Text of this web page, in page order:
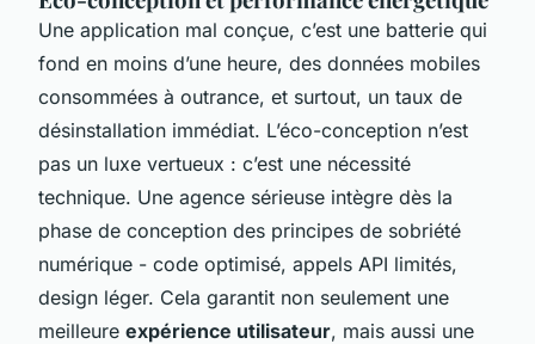
Une application mal conçue, c’est une batterie qui
fond en moins d’une heure, des données mobiles
consommées à outrance, et surtout, un taux de
désinstallation immédiat. L’éco-conception n’est
pas un luxe vertueux : c’est une nécessité
technique. Une agence sérieuse intègre dès la
phase de conception des principes de sobriété
numérique - code optimisé, appels API limités,
design léger. Cela garantit non seulement une
meilleure expérience utilisateur, mais aussi une